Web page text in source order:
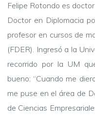
Felipe Rotondo es
Doctor en Diplomacia
profesor en cursos de
(FDER). Ingresó a la
recorrido por la UM
bueno: “Cuando me
me puse en el área de
de Ciencias